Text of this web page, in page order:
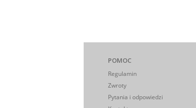
POMOC
Regulamin
Zwroty
Pytania i odpowiedzi